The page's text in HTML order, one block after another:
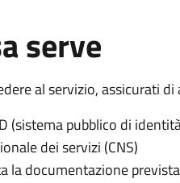
serve
al servizio, assicurati di
(sistema pubblico di
dei servizi (CNS)
la documentazione